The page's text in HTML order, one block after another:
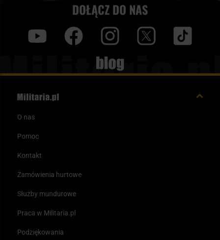
DOŁĄCZ DO NAS
Blog
O nas
Pomoc
Kontakt
Zamówienia hurtowe
Służby mundurowe
Praca w Militaria.pl
Podziękowania